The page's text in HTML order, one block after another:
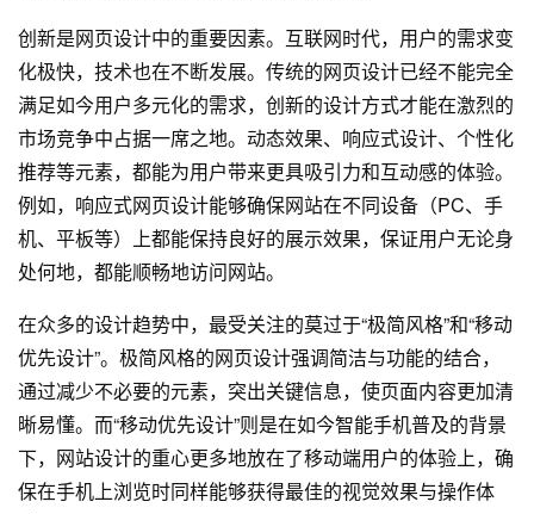
创新是网页设计中的重要因素。互联网时代，用户的需求变
化极快，技术也在不断发展。传统的网页设计已经不能完全
满足如今用户多元化的需求，创新的设计方式才能在激烈的
市场竞争中占据一席之地。动态效果、响应式设计、个性化
推荐等元素，都能为用户带来更具吸引力和互动感的体验。
例如，响应式网页设计能够确保网站在不同设备（PC、手
机、平板等）上都能保持良好的展示效果，保证用户无论身
处何地，都能顺畅地访问网站。
在众多的设计趋势中，最受关注的莫过于“极简风格”和“移动
优先设计”。极简风格的网页设计强调简洁与功能的结合，
通过减少不必要的元素，突出关键信息，使页面内容更加清
晰易懂。而“移动优先设计”则是在如今智能手机普及的背景
下，网站设计的重心更多地放在了移动端用户的体验上，确
保在手机上浏览时同样能够获得最佳的视觉效果与操作体